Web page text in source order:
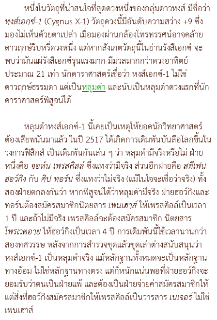
หนึ่งในวัตถุที่น่าสนใจที่สุดดวงหนึ่งของกลุ่มดาวหงส์ มีชื่อว่า
หงส์เอกซ์-1 (Cygnus X-1) วัตถุดวงนี้มีอันดับความสว่าง +9 ซึ่ง
มองไม่เห็นด้วยตาเปล่า เมื่อมองผ่านกล้องโทรทรรศน์อาจคล้าย
ดาวฤกษ์ริบหรี่ดวงหนึ่ง แต่หากสังเกตวัตถุนี้ในย่านรังสีเอกซ์ จะ
พบว่ามันแผ่รังสีเอกซ์รุนแรงมาก มีมวลมากกว่าดวงอาทิตย์
ประมาณ 21 เท่า นักดาราศาสตร์เชื่อว่า หงส์เอกซ์-1 ไม่ใช่
ดาวฤกษ์ธรรมดา แต่เป็นหลุมดำและนับเป็นหลุมดำดวงแรกที่นัก
ดาราศาสตร์พิสูจน์ได้
หลุมดำหงส์เอกซ์-1 นี้เคยเป็นเหตุให้ยอดนักวิทยาศาสตร์
ต้องเสียพนันมาแล้ว ในปี 2517 ได้เกิดการเดิมพันบันลือโลกขึ้นใน
วงการฟิสิกส์ เป็นเดิมพันกันเล่น ๆ ว่า หลุมดำมีจริงหรือไม่ ฝ่าย
หนึ่งคือ จอห์น เพรสคิลล์ซึ่งแทงว่ามีจริง ส่วนอีกฝ่ายคือสตีเฟน
ฮอว์กิงกับคิป ทอร์นซึ่งแทงว่าไม่จริง (แม้ในใจจะเชื่อว่าจริง) ทั้ง
สองฝ่ายตกลงกันว่า หากพิสูจน์ได้ว่าหลุมดำมีจริง ฝ่ายฮอว์กิงและ
ทอร์นต้องสมัครสมาชิกนิตยสารเพนเฮาส์ให้เพรสคิลล์เป็นเวลา
1 ปี และถ้าไม่มีจริง เพรสคิลล์จะต้องสมัครสมาชิก นิตยสาร
ไพรเวตอายให้ฮอว์กิงเป็นเวลา 4 ปี การเดิมพันนี้ใช้เวลานานกว่า
สองทศวรรษ หลังจากการสำรวจชุดแล้วชุดเล่าต่างสนับสนุนว่า
หงส์เอกซ์-1 เป็นหลุมดำจริง แม้หลักฐานทั้งหมดจะเป็นหลักฐาน
ทางอ้อม ไม่ใช่หลักฐานทางตรง แต่ก็หนักแน่นพอที่ฝ่ายฮอว์กิงจะ
ยอมรับว่าตนเป็นฝ่ายแพ้ และต้องเป็นฝ่ายจ่ายค่าสมัครสมาชิกให้
แต่สิ่งที่ฮอว์กิงสมัครสมาชิกให้เพรสคิลล์เป็นวารสารเนเจอร์ไม่ใช่
เพนเฮาส์